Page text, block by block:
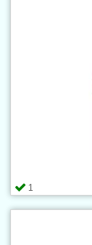
1